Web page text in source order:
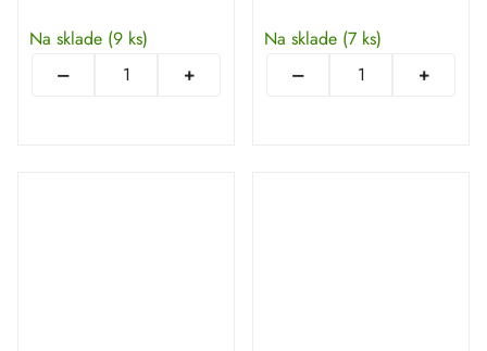
Na sklade (9 ks) Na sklade (7 ks)